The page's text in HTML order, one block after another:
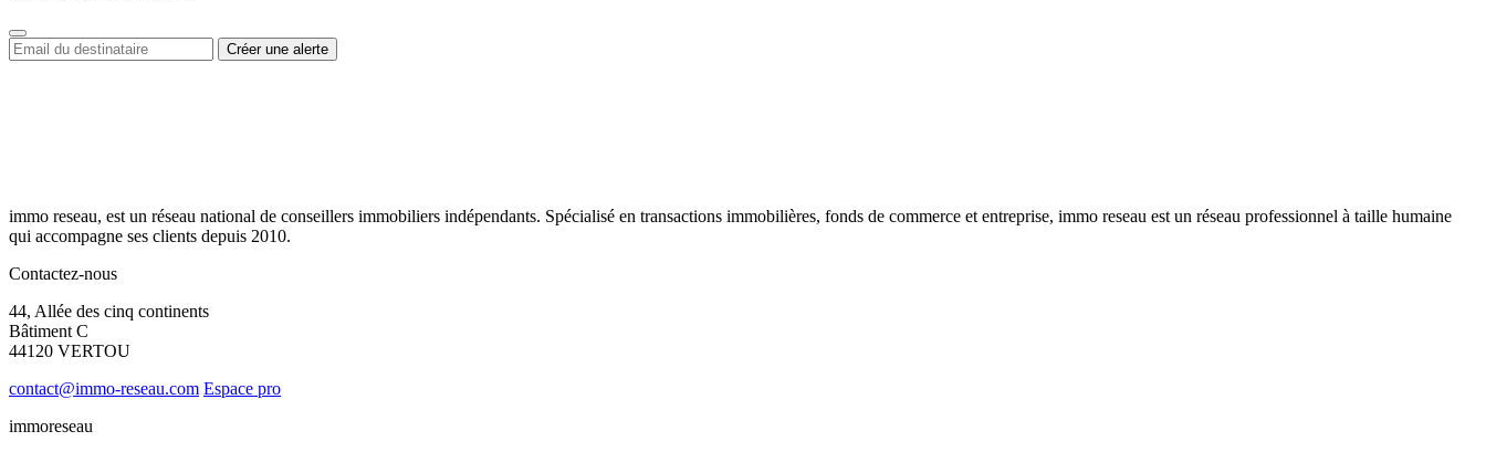
immo reseau, est un réseau national de conseillers immobiliers indépendants. Spécialisé en transactions immobilières, fonds de commerce et entreprise, immo reseau est un réseau professionnel à taille humaine
qui accompagne ses clients depuis 2010.
Contactez-nous
44, Allée des cinq continents
Bâtiment C
44120 VERTOU
contact@immo-reseau.com Espace pro
immoreseau